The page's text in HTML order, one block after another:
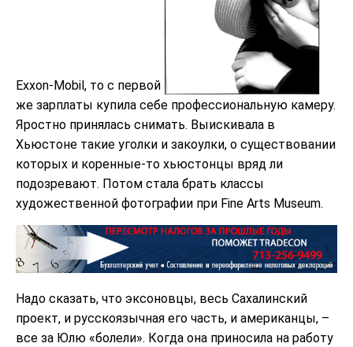
Exxon-Mobil, то с первой
же зарплаты купила себе профессиональную камеру.
Яростно принялась снимать. Выискивала в
Хьюстоне такие уголки и закоулки, о существовании
которых и коренные-то хьюстонцы вряд ли
подозревают. Потом стала брать классы
художественной фотографии при Fine Arts Museum.
Надо сказать, что эксоновцы, весь Сахалинский
проект, и русскоязычная его часть, и американцы, –
все за Юлю «болели». Когда она приносила на работу